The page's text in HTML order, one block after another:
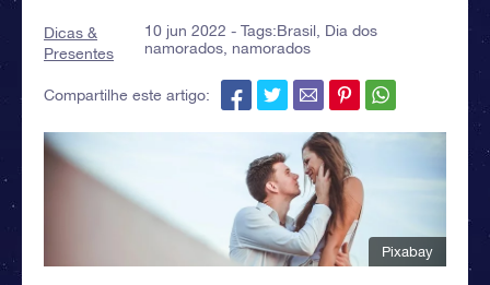
Dicas &
Presentes
10 jun 2022 - Tags:Brasil Dia dos
namorados namorados
Compartilhe este artigo:
Pixabay